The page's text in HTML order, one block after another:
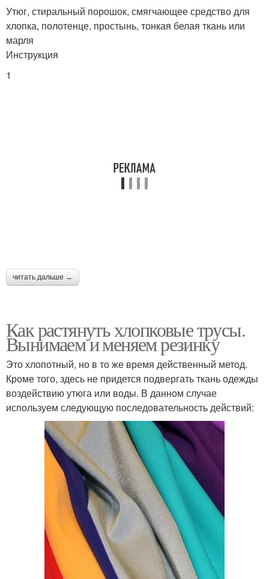
Утюг, стиральный порошок, смягчающее средство для
хлопка, полотенце, простынь, тонкая белая ткань или
марля
Инструкция
1
читать дальше →
Как растянуть хлопковые трусы.
Вынимаем и меняем резинку
Это хлопотный, но в то же время действенный метод.
Кроме того, здесь не придется подвергать ткань одежды
воздействию утюга или воды. В данном случае
используем следующую последовательность действий: